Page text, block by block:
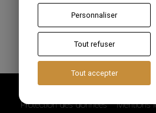
S'inscrire
Protection des données
Mentions
Personnaliser
Tout refuser
Tout accepter